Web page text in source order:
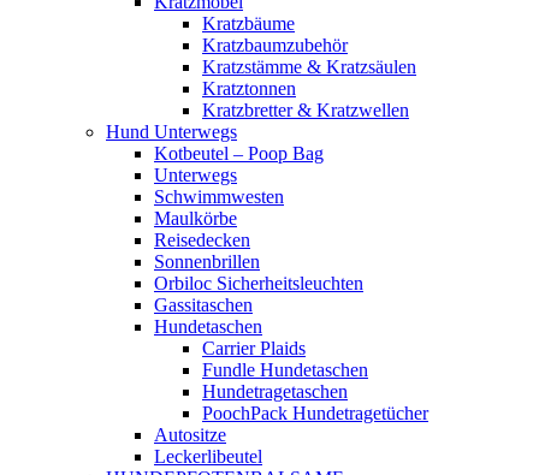
Kratzbäume
Kratzbaumzubehör
Kratzstämme & Kratzsäulen
Kratztonnen
Kratzbretter & Kratzwellen
Hund Unterwegs
Kotbeutel – Poop Bag
Unterwegs
Schwimmwesten
Maulkörbe
Reisedecken
Sonnenbrillen
Orbiloc Sicherheitsleuchten
Gassitaschen
Hundetaschen
Carrier Plaids
Fundle Hundetaschen
Hundetragetaschen
PoochPack Hundetragetücher
Autositze
Leckerlibeutel